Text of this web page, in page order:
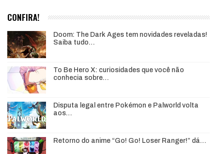
CONFIRA!
Doom: The Dark Ages tem novidades reveladas!
Saiba tudo…
To Be Hero X: curiosidades que você não
conhecia sobre…
Disputa legal entre Pokémon e Palworld volta
aos…
Retorno do anime “Go! Go! Loser Ranger!” dá…